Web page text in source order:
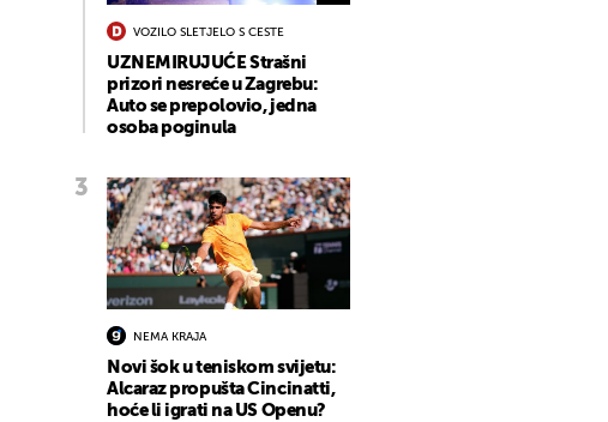
VOZILO SLETJELO S CESTE
UZNEMIRUJUĆE Strašni
prizori nesreće u Zagrebu:
Auto se prepolovio, jedna
osoba poginula
NEMA KRAJA
Novi šok u teniskom svijetu:
Alcaraz propušta Cincinatti,
hoće li igrati na US Openu?